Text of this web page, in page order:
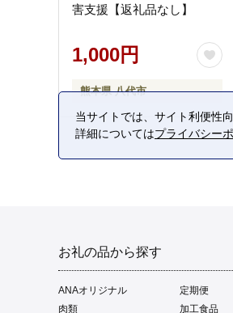
害支援【返礼品なし】
1,000円
熊本県 八代市
お礼の品から探す
ANAオリジナル 定期便
肉類
加工食品
当サイトでは、サイト利便性
詳細についてはプライバシー